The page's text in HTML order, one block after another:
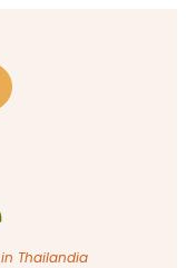
Thailandia